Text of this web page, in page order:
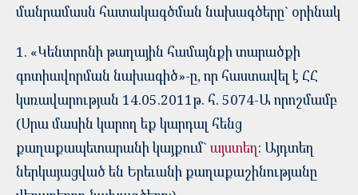
մանրամասն հատակագծման նախագծերը` օրինակ
1. «Կենտրոնի թաղային համայնքի տարածքի
գոտիավորման նախագիծ»-ը, որ հաստավել է ՀՀ
կսռավարության 14.05.2011թ. հ. 5074-Ա որոշմամբ
(Սրա մասին կարող եք կարդալ հենց
քաղաքապետարանի կայքում` այստեղ: Այդտեղ
ներկայացված են Երեւանի քաղաքաշինությանը